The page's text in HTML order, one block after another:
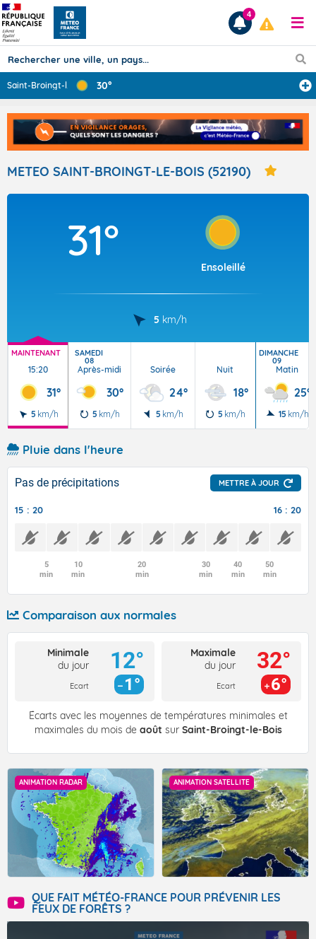
Prévisions
TOUS LES RÉSULTATS
Articles
4
Saint-Broingt-l... 30°
METEO SAINT-BROINGT-LE-BOIS (52190)
31°
Ensoleillé
5 km/h
MAINTENANT
15:20
31°
5 km/h
SAMEDI
08
Après-midi
30°
5 km/h
Soirée
24°
5 km/h
Nuit
18°
5 km/h
DIMANCHE
09
Matin
25°
15 km/h
Pluie dans l'heure
Pas de précipitations METTRE À JOUR
15 : 20 16 : 20
5
min
10
min
20
min
30
min
40
min
50
min
Comparaison aux normales
Minimale
du jour
Ecart
12°
1°
Maximale
du jour
Ecart
32°
6°
Écarts avec les moyennes de températures minimales et
maximales du mois de août sur Saint-Broingt-le-Bois
ANIMATION RADAR ANIMATION SATELLITE
QUE FAIT MÉTÉO-FRANCE POUR PRÉVENIR LES
FEUX DE FORÊTS ?